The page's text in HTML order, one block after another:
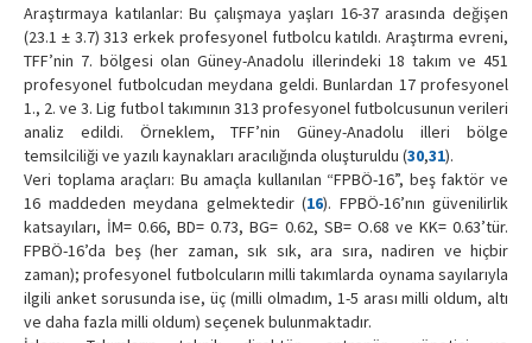
Araştırmaya katılanlar: Bu çalışmaya yaşları 16-37 arasında değişen
(23.1 ± 3.7) 313 erkek profesyonel futbolcu katıldı. Araştırma evreni,
TFF’nin 7. bölgesi olan Güney-Anadolu illerindeki 18 takım ve 451
profesyonel futbolcudan meydana geldi. Bunlardan 17 profesyonel
1., 2. ve 3. Lig futbol takımının 313 profesyonel futbolcusunun verileri
analiz edildi. Örneklem, TFF’nin Güney-Anadolu illeri bölge
temsilciliği ve yazılı kaynakları aracılığında oluşturuldu (30,31).
Veri toplama araçları: Bu amaçla kullanılan “FPBÖ-16”, beş faktör ve
16 maddeden meydana gelmektedir (16). FPBÖ-16’nın güvenilirlik
katsayıları, İM= 0.66, BD= 0.73, BG= 0.62, SB= O.68 ve KK= 0.63’tür.
FPBÖ-16’da beş (her zaman, sık sık, ara sıra, nadiren ve hiçbir
zaman); profesyonel futbolcuların milli takımlarda oynama sayılarıyla
ilgili anket sorusunda ise, üç (milli olmadım, 1-5 arası milli oldum, altı
ve daha fazla milli oldum) seçenek bulunmaktadır.